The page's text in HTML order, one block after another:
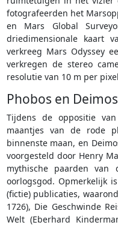
fotografeerden het
en Mars Global
driedimensionale kaart
verkreeg Mars Odyssey
verkregen de stereo
resolutie van 10 m per
Phobos en Deimos
Tijdens de oppositie
maantjes van de rode
binnenste maan, en
voorgesteld door Henry
mythische paarden van
oorlogsgod. Opmerkelijk
(fictie) publicaties,
1726), Die Geschwinde
Welt (Eberhard